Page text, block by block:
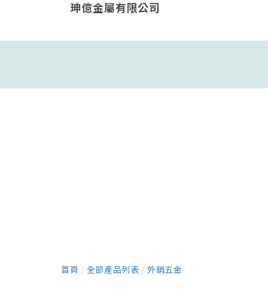
珅億金屬有限公司
首頁 / 全部產品列表 / 外銷五金